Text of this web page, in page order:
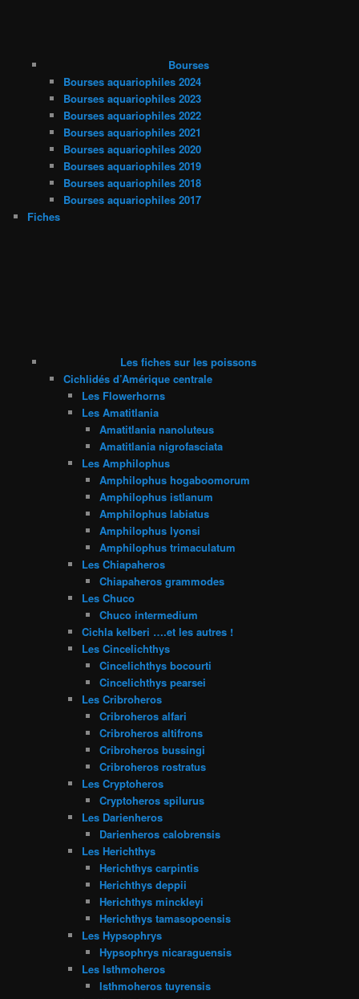
Bourses
Bourses aquariophiles 2024
Bourses aquariophiles 2023
Bourses aquariophiles 2022
Bourses aquariophiles 2021
Bourses aquariophiles 2020
Bourses aquariophiles 2019
Bourses aquariophiles 2018
Bourses aquariophiles 2017
Fiches
Les fiches sur les poissons
Cichlidés d’Amérique centrale
Les Flowerhorns
Les Amatitlania
Amatitlania nanoluteus
Amatitlania nigrofasciata
Les Amphilophus
Amphilophus hogaboomorum
Amphilophus istlanum
Amphilophus labiatus
Amphilophus lyonsi
Amphilophus trimaculatum
Les Chiapaheros
Chiapaheros grammodes
Les Chuco
Chuco intermedium
Cichla kelberi ….et les autres !
Les Cincelichthys
Cincelichthys bocourti
Cincelichthys pearsei
Les Cribroheros
Cribroheros alfari
Cribroheros altifrons
Cribroheros bussingi
Cribroheros rostratus
Les Cryptoheros
Cryptoheros spilurus
Les Darienheros
Darienheros calobrensis
Les Herichthys
Herichthys carpintis
Herichthys deppii
Herichthys minckleyi
Herichthys tamasopoensis
Les Hypsophrys
Hypsophrys nicaraguensis
Les Isthmoheros
Isthmoheros tuyrensis